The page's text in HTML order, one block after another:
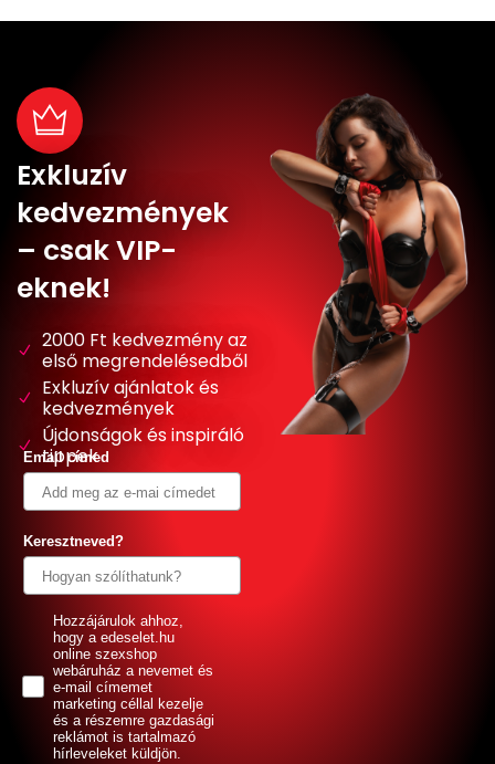
Exkluzív
kedvezmények
– csak VIP-
eknek!
2000 Ft kedvezmény az
első megrendelésedből
Exkluzív ajánlatok és
kedvezmények
Újdonságok és inspiráló
tippek
Email címed
Keresztneved?
GDPRHozzájárulok ahhoz,
hogy a edeselet.hu
online szexshop
webáruház a nevemet és
e-mail címemet
marketing céllal kezelje
és a részemre gazdasági
reklámot is tartalmazó
hírleveleket küldjön.